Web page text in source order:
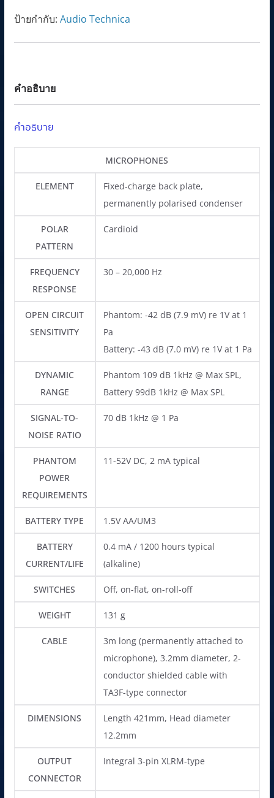
.
ชิ้น
ป้ายกำกับ: Audio Technica
คำอธิบาย
คำอธิบาย
MICROPHONES
ELEMENT
Fixed-charge back plate,
permanently polarised condenser
POLAR
PATTERN
Cardioid
FREQUENCY
RESPONSE
30 – 20,000 Hz
OPEN CIRCUIT
SENSITIVITY
Phantom: -42 dB (7.9 mV) re 1V at 1
Pa
Battery: -43 dB (7.0 mV) re 1V at 1 Pa
DYNAMIC
RANGE
Phantom 109 dB 1kHz @ Max SPL,
Battery 99dB 1kHz @ Max SPL
SIGNAL-TO-
NOISE RATIO
70 dB 1kHz @ 1 Pa
PHANTOM
POWER
REQUIREMENTS
11-52V DC, 2 mA typical
BATTERY TYPE 1.5V AA/UM3
BATTERY
CURRENT/LIFE
0.4 mA / 1200 hours typical
(alkaline)
SWITCHES Off, on-flat, on-roll-off
WEIGHT 131 g
CABLE
3m long (permanently attached to
microphone), 3.2mm diameter, 2-
conductor shielded cable with
TA3F-type connector
DIMENSIONS
Length 421mm, Head diameter
12.2mm
OUTPUT
CONNECTOR
Integral 3-pin XLRM-type